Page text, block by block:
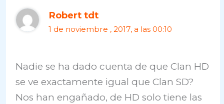
Robert tdt
1 de noviembre , 2017, a las 00:10
Nadie se ha dado cuenta de que Clan HD
se ve exactamente igual que Clan SD?
Nos han engañado, de HD solo tiene las